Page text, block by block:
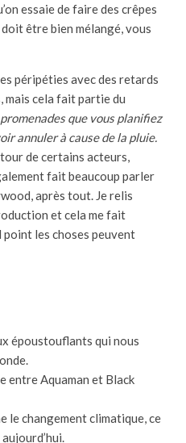
essaie de faire des crêpes
être bien mélangé, vous
péripéties avec des retards
mais cela fait partie du
que vous planifiez
annuler à cause de la pluie.
de certains acteurs,
fait beaucoup parler
après tout. Je relis
et cela me fait
les choses peuvent
époustouflants qui nous
entre Aquaman et Black
le changement climatique, ce